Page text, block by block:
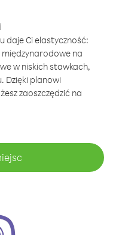
daje Ci elastyczność:
międzynarodowe na
w niskich stawkach,
Dzięki planowi
zaoszczędzić na